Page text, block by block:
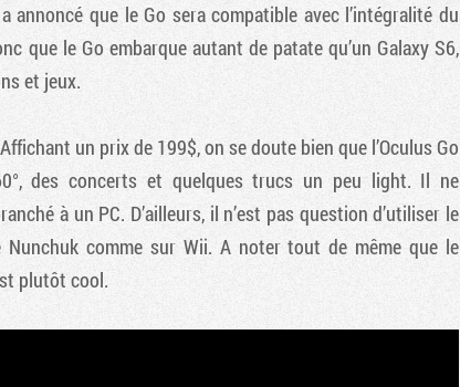
que le Go sera compatible avec l’intégralité du
que le Go embarque autant de patate qu’un Galaxy S6,
et jeux.
un prix de 199$, on se doute bien que l’Oculus Go
des concerts et quelques trucs un peu light. Il ne
à un PC. D’ailleurs, il n’est pas question d’utiliser le
comme sur Wii. A noter tout de même que le
plutôt cool.